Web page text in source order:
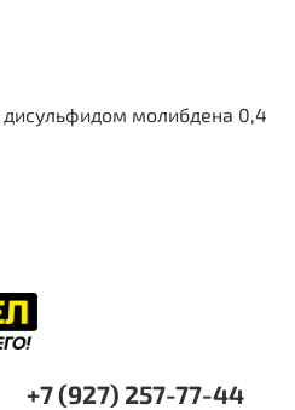
молибдена 0,4
+7 (927) 257-77-44